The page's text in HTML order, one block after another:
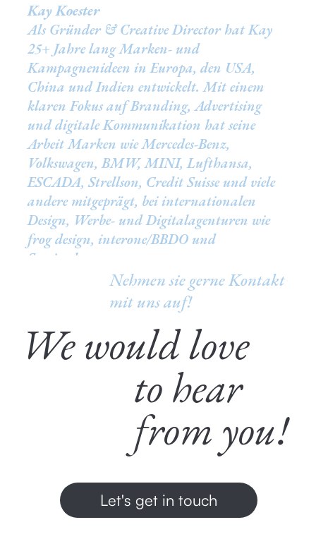
Kay Koester
Als Gründer & Creative Director hat Kay
25+ Jahre lang Marken- und
Kampagnenideen in Europa, den USA,
China und Indien entwickelt. Mit einem
klaren Fokus auf Branding, Advertising
und digitale Kommunikation hat seine
Arbeit Marken wie Mercedes-Benz,
Volkswagen, BMW, MINI, Lufthansa,
ESCADA, Strellson, Credit Suisse und viele
andere mitgeprägt, bei internationalen
Design, Werbe- und Digitalagenturen wie
frog design, interone/BBDO und
Serviceplan.
Nehmen sie gerne Kontakt
mit uns auf!
We would love
to hear
from you!
Let's get in touch